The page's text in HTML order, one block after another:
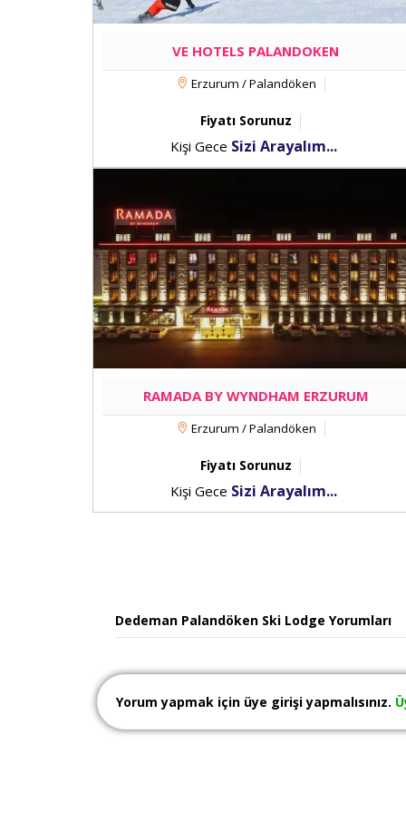
VE HOTELS PALANDOKEN
Erzurum / Palandöken
Fiyatı Sorunuz
Kişi Gece Sizi Arayalım...
RAMADA BY WYNDHAM ERZURUM
Erzurum / Palandöken
Fiyatı Sorunuz
Kişi Gece Sizi Arayalım...
Dedeman Palandöken Ski Lodge Yorumları
Yorum yapmak için üye girişi yapmalısınız.